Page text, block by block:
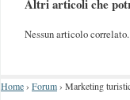
Altri articoli che
Nessun articolo correlato.
Home› Forum› Marketing